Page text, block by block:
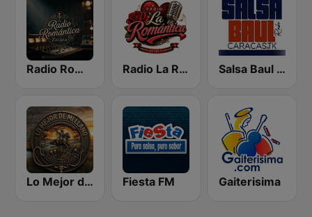
Radio Romántica Radio La Romantica Salsa Baul Caracas Salsisima
Lo Mejor de Mi Llano Fiesta FM Gaiterisima